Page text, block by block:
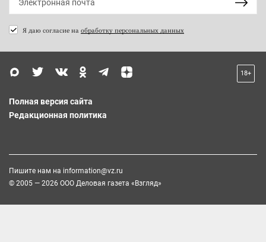
Я даю согласие на обработку персональных данных
18+
Полная версия сайта
Редакционная политика
Пишите нам на information@vz.ru
© 2005 — 2026 ООО Деловая газета «Взгляд»